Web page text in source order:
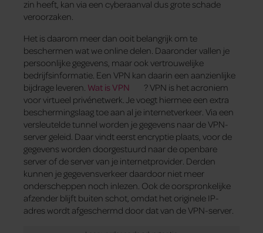
zin heeft, kan via een cyberaanval dus grote schade
veroorzaken.
Het is daarom meer dan ooit belangrijk om te
beschermen wat we online delen. Daaronder vallen je
persoonlijke gegevens, maar ook vertrouwelijke
bedrijfsinformatie. Een VPN kan daarin een aanzienlijke
bijdrage leveren. Wat is VPN
? VPN is het acroniem
voor virtueel privénetwerk. Je voegt hiermee een extra
beschermingslaag toe aan al je internetverkeer. Via een
versleutelde tunnel worden je gegevens naar de VPN-
server geleid. Daar vindt eerst encryptie plaats, voor de
gegevens worden doorgestuurd naar de openbare
server of de server van je internetprovider. Derden
kunnen je gegevensverkeer daardoor niet meer
onderscheppen noch inlezen. Ook de oorspronkelijke
afzender blijft buiten schot, omdat het originele IP-
adres wordt afgeschermd door dat van de VPN-server.